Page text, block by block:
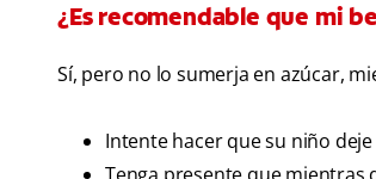
¿Es recomendable que mi
Sí, pero no lo sumerja en azúcar,
Intente hacer que su niño